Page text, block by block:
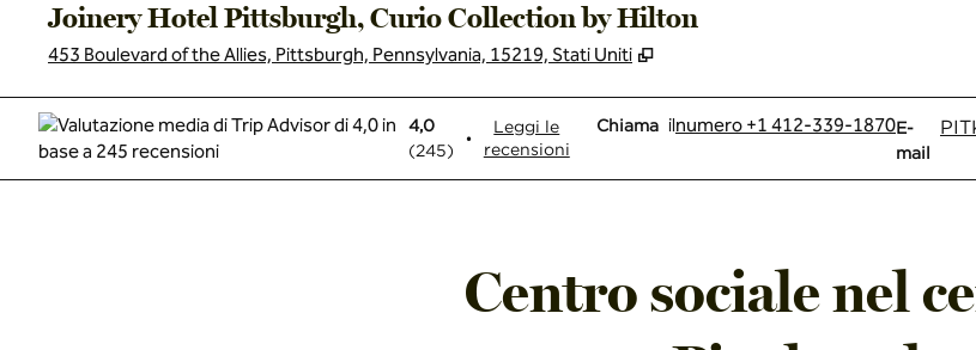
Joinery Hotel Pittsburgh, Curio Collection by Hilton
453 Boulevard of the Allies, Pittsburgh, Pennsylvania, 15219, Stati Uniti ,
4,0
(245)
•
Leggi le
recensioni
Chiama
Chiama ilnumero +1 412-339-1870E-
mail
Email
Centro sociale nel